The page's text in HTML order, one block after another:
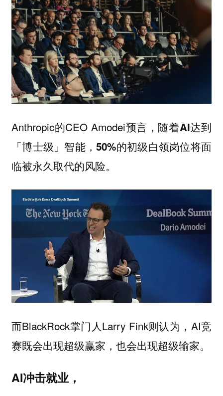
Anthropic的CEO Amodei预言，随着AI达到
「博士级」智能，50%的初级白领岗位将面
临被永久取代的风险。
而BlackRock掌门人Larry Fink则认为，AI竞
赛既会出现超级赢家，也会出现超级输家。
AI冲击就业，